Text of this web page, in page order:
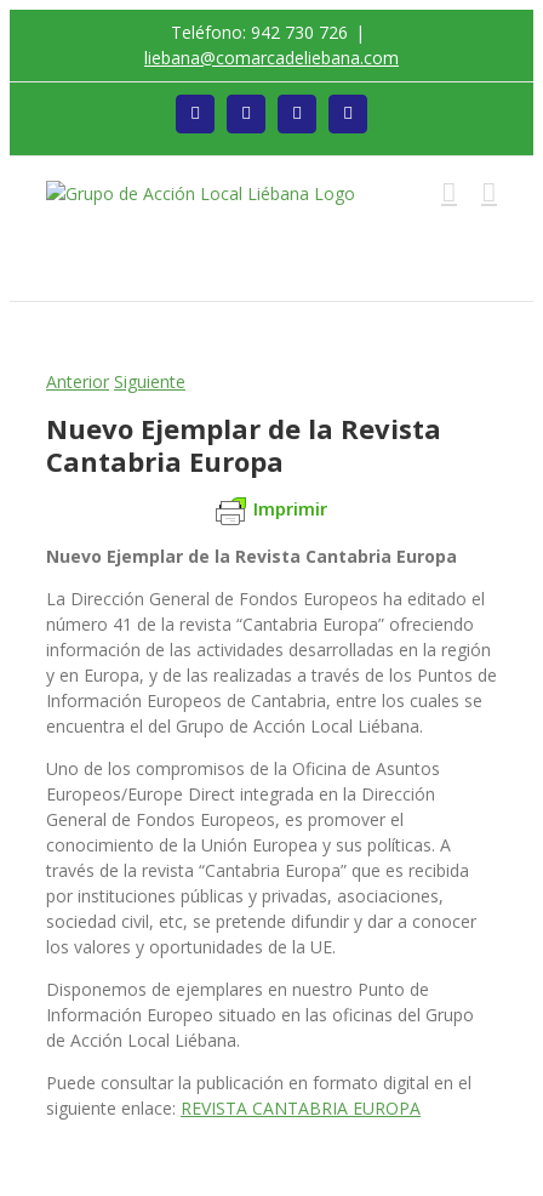
Teléfono: 942 730 726 |
liebana@comarcadeliebana.com
Facebook Twitter Instagram
Anterior Siguiente
Nuevo Ejemplar de la Revista
Cantabria Europa
Imprimir
Nuevo Ejemplar de la Revista Cantabria Europa
La Dirección General de Fondos Europeos ha editado el
número 41 de la revista “Cantabria Europa” ofreciendo
información de las actividades desarrolladas en la región
y en Europa, y de las realizadas a través de los Puntos de
Información Europeos de Cantabria, entre los cuales se
encuentra el del Grupo de Acción Local Liébana.
Uno de los compromisos de la Oficina de Asuntos
Europeos/Europe Direct integrada en la Dirección
General de Fondos Europeos, es promover el
conocimiento de la Unión Europea y sus políticas. A
través de la revista “Cantabria Europa” que es recibida
por instituciones públicas y privadas, asociaciones,
sociedad civil, etc, se pretende difundir y dar a conocer
los valores y oportunidades de la UE.
Disponemos de ejemplares en nuestro Punto de
Información Europeo situado en las oficinas del Grupo
de Acción Local Liébana.
Puede consultar la publicación en formato digital en el
siguiente enlace: REVISTA CANTABRIA EUROPA